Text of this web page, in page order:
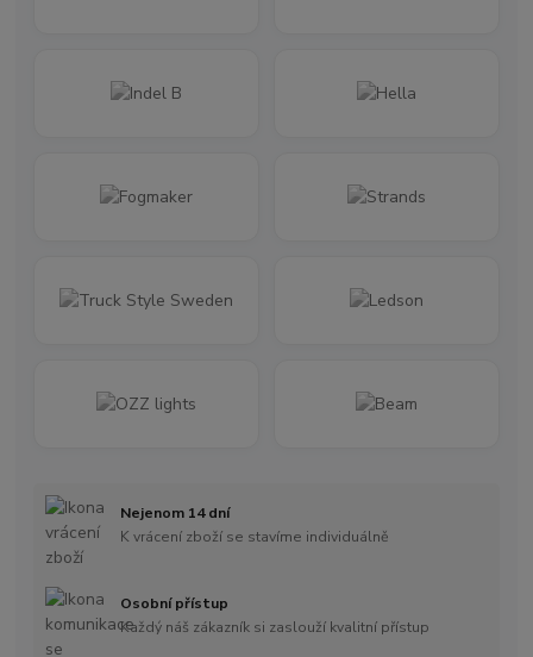
Nejenom 14 dní
K vrácení zboží se stavíme individuálně
Osobní přístup
Každý náš zákazník si zaslouží kvalitní přístup